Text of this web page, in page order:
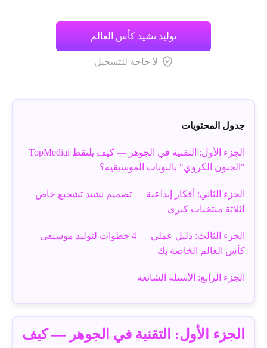
توليد نشيد كأس العالم
لا حاجة للتسجيل
جدول المحتويات
الجزء الأول: التقنية في الجوهر — كيف يلتقط TopMediai
"الجنون الكروي" بالنوتات الموسيقية؟
الجزء الثاني: أفكار إبداعية — تصميم نشيد تشجيع خاص
لثلاثة منتخبات كبرى
الجزء الثالث: دليل عملي — 4 خطوات لتوليد موسيقى
كأس العالم الخاصة بك
الجزء الرابع: الأسئلة الشائعة
الجزء الأول: التقنية في الجوهر — كيف